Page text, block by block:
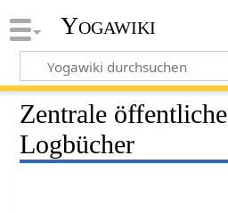
Yogawiki
Zentrale öffentliche
Logbücher